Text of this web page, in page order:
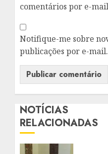
comentários por e-
Notifique-me sobre
publicações por e-mail.
NOTÍCIAS
RELACIONADAS